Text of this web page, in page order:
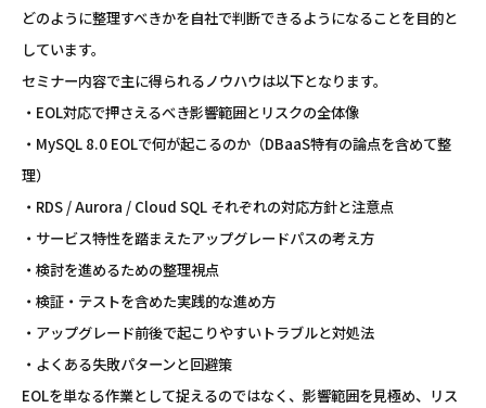
どのように整理すべきかを自社で判断できるようになることを目的と
しています。
セミナー内容で主に得られるノウハウは以下となります。
・EOL対応で押さえるべき影響範囲とリスクの全体像
・MySQL 8.0 EOLで何が起こるのか（DBaaS特有の論点を含めて整
理）
・RDS / Aurora / Cloud SQL それぞれの対応方針と注意点
・サービス特性を踏まえたアップグレードパスの考え方
・検討を進めるための整理視点
・検証・テストを含めた実践的な進め方
・アップグレード前後で起こりやすいトラブルと対処法
・よくある失敗パターンと回避策
EOLを単なる作業として捉えるのではなく、影響範囲を見極め、リス